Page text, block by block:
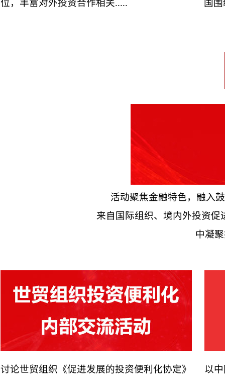
位，丰富对外投资合作相关..... 国
活动聚焦金融特色，融入
来自国际组织、境内外投资
中凝聚
讨论世贸组织《促进发展的投资便利化协定》
以